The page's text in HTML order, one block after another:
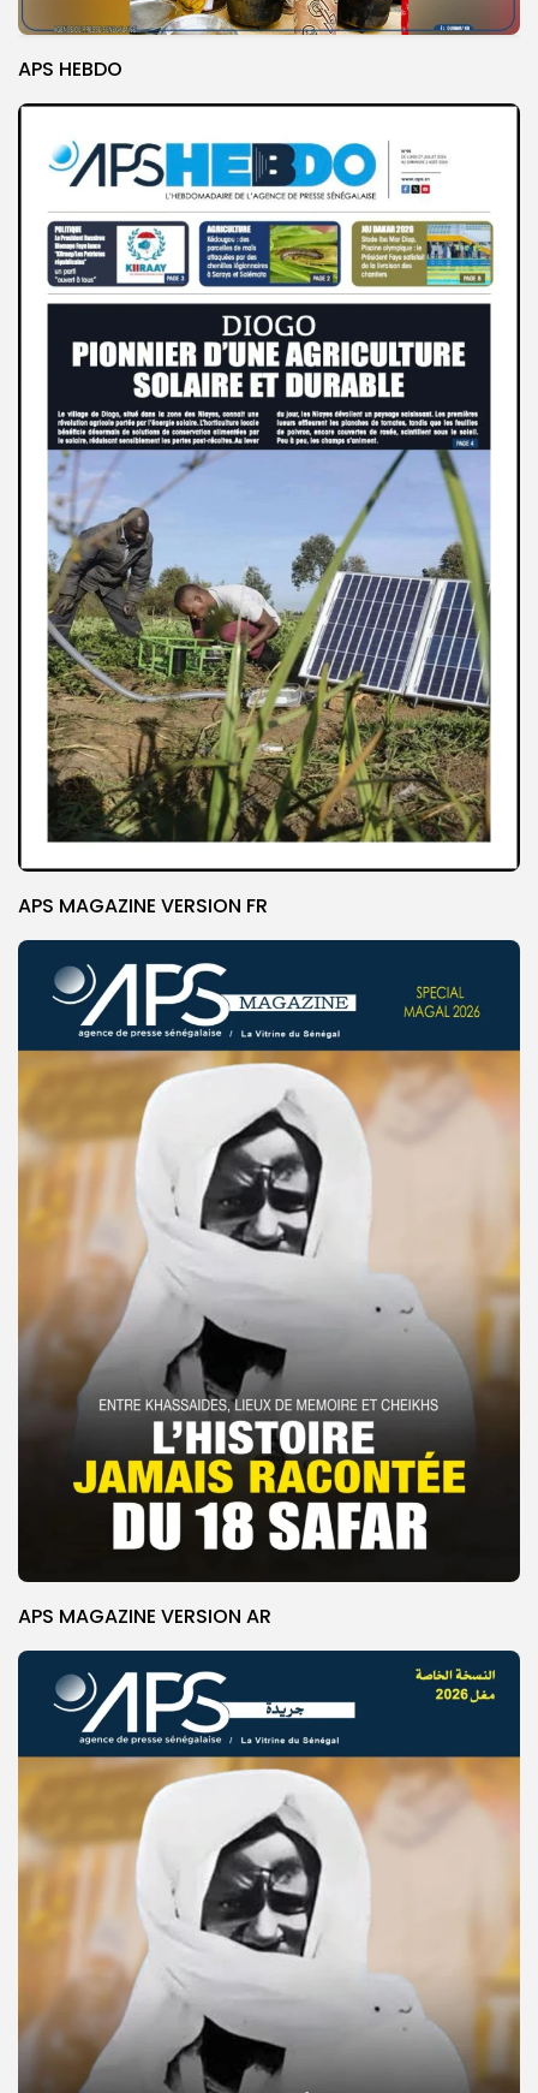
© Copyright 2025, APS
APS HEBDO
APS MAGAZINE VERSION FR
APS MAGAZINE VERSION AR